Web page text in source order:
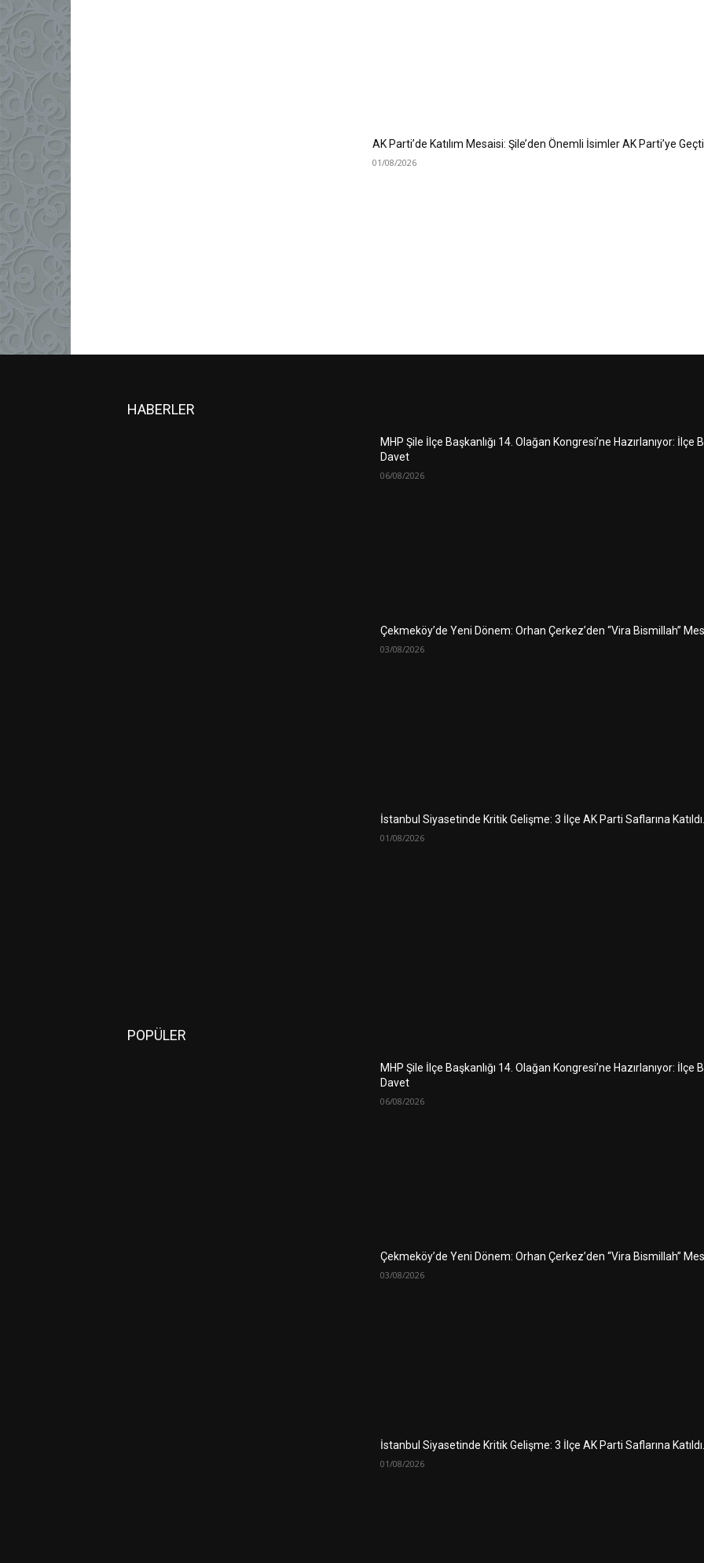
AK Parti’de Katılım Mesaisi: Şile’den Önemli İsimler AK Parti’ye
01/08/2026
HABERLER
MHP Şile İlçe Başkanlığı 14. Olağan Kongresi’ne Hazırlanıyor: İlçe
Davet
06/08/2026
Çekmeköy’de Yeni Dönem: Orhan Çerkez’den “Vira Bismillah”
03/08/2026
İstanbul Siyasetinde Kritik Gelişme: 3 İlçe AK Parti Saflarına
01/08/2026
POPÜLER
MHP Şile İlçe Başkanlığı 14. Olağan Kongresi’ne Hazırlanıyor: İlçe
Davet
06/08/2026
Çekmeköy’de Yeni Dönem: Orhan Çerkez’den “Vira Bismillah”
03/08/2026
İstanbul Siyasetinde Kritik Gelişme: 3 İlçe AK Parti Saflarına
01/08/2026